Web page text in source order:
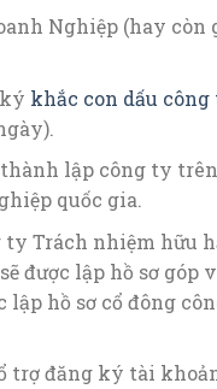
Nghiệp (hay còn
khắc con dấu công
thành lập công ty
quốc gia.
Trách nhiệm hữu
được lập hồ sơ góp
lập hồ sơ cổ đông
trợ đăng ký tài